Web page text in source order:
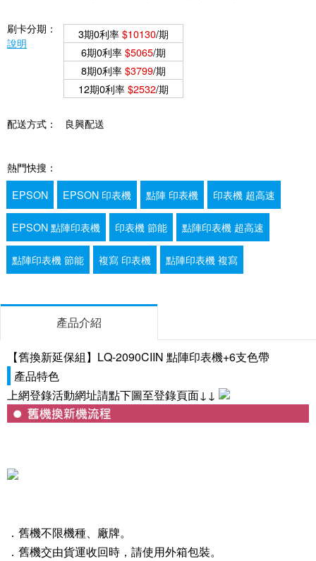
刷卡分期：
說明
3期0利率$10130/期
6期0利率$5065/期
8期0利率$3799/期
12期0利率$2532/期
配送方式： 良興配送
熱門快搜：
EPSON
EPSON 印表機 點陣 印表機 印表機 超高速
EPSON 點陣印表機 印表機 節能 點陣印表機 超高速
點陣印表機 節能 複寫 印表機 點陣印表機 複寫
產品介紹
【舊換新延保組】LQ-2090CIIN 點陣印表機+6支色帶
產品特色
上網登錄活動網址請點下圖至登錄頁面↓↓
．舊機不限機種、廠牌。
．舊機交由貨運收回時，請使用外箱包裝。